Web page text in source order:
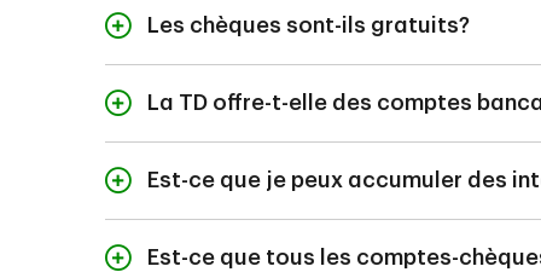
d’épargne peuvent
Les chèques sont-ils gratuits?
Tout dépend du
inclure des chèques
La TD offre-t-elle des comptes
Oui, le compte-
Supplément de
permet un nombre
Est-ce que je peux accumuler des
Oui, le compte-
US vous permettent
Est-ce que tous les comptes-